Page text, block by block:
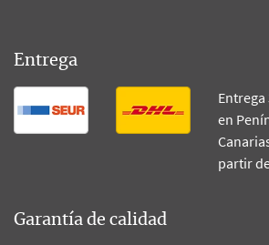
Entrega
en
partir
Garantía de calidad